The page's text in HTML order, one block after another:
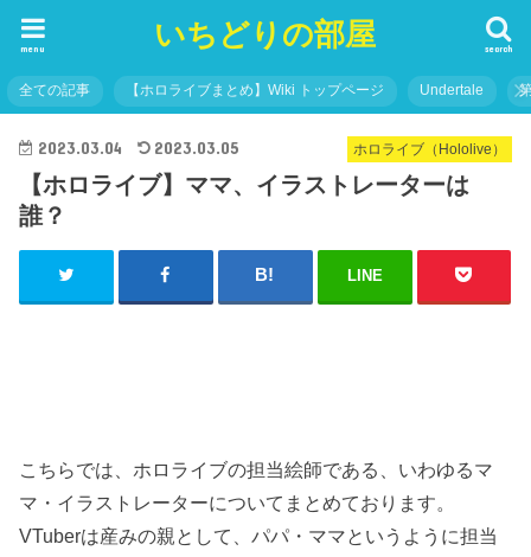
いちどりの部屋 search
menu
全ての記事 【ホロライブまとめ】Wiki トップページ Undertale
ホロライブ（Hololive）
2023.03.04 2023.03.05
【ホロライブ】ママ、イラストレーターは
誰？
LINE
こちらでは、ホロライブの担当絵師である、いわゆるマ
マ・イラストレーターについてまとめております。
VTuberは産みの親として、パパ・ママというように担当